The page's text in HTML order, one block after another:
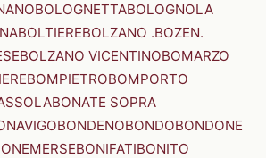
BOLOGNETTABOLOGNOLA
BOLTIEREBOLZANO .BOZEN.
BOLZANO VICENTINOBOMARZO
BOMPIETROBOMPORTO
BONATE SOPRA
BONDENOBONDOBONDONE
BONIFATIBONITO